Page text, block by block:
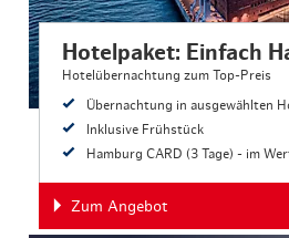
Hotelpaket: Einfach
Hotelübernachtung zum Top-Preis
Übernachtung in ausgewählten
Inklusive Frühstück
Hamburg CARD (3 Tage) - im
Zum Angebot